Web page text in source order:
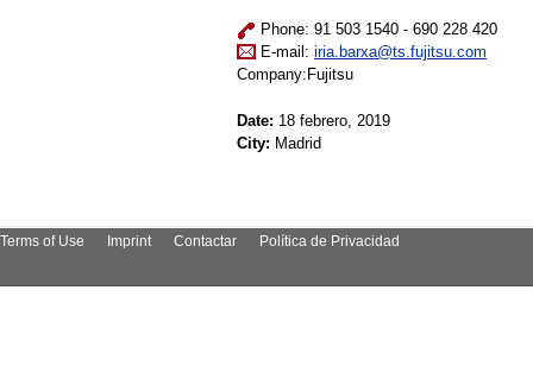
Phone: 91 503 1540 - 690 228 420
E-mail: iria.barxa@ts.fujitsu.com
Company:Fujitsu
Date: 18 febrero, 2019
City: Madrid
Terms of Use Imprint Contactar Política de Privacidad